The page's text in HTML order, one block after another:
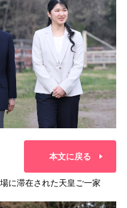
本文に戻る
に滞在された天皇ご一家